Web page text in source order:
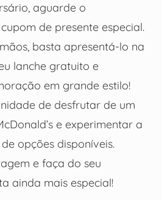
aguarde o
de presente especial.
basta apresentá-lo na
lanche gratuito e
em grande estilo!
de desfrutar de um
e experimentar a
opções disponíveis.
e faça do seu
ainda mais especial!